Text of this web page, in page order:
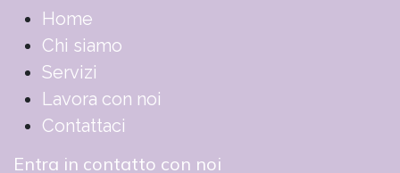
​​​​​​​​​​​​​​​​H​o​m​e
Chi siamo
Servizi
Lavora con noi
Contattaci
Entra in contatto con noi